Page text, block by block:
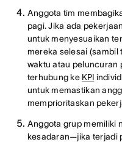
Anggota tim
pagi. Jika ada
untuk menyesuaikan
mereka selesai
waktu atau peluncuran
terhubung ke KPI
untuk memastikan
memprioritaskan
Anggota grup memiliki
kesadaran—jika terjadi